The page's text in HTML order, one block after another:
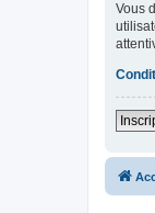
Vous